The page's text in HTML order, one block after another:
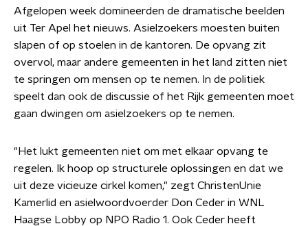
Afgelopen week domineerden de dramatische beelden
uit Ter Apel het nieuws. Asielzoekers moesten buiten
slapen of op stoelen in de kantoren. De opvang zit
overvol, maar andere gemeenten in het land zitten niet
te springen om mensen op te nemen. In de politiek
speelt dan ook de discussie of het Rijk gemeenten moet
gaan dwingen om asielzoekers op te nemen.
"Het lukt gemeenten niet om met elkaar opvang te
regelen. Ik hoop op structurele oplossingen en dat we
uit deze vicieuze cirkel komen," zegt ChristenUnie
Kamerlid en asielwoordvoerder Don Ceder in WNL
Haagse Lobby op NPO Radio 1. Ook Ceder heeft